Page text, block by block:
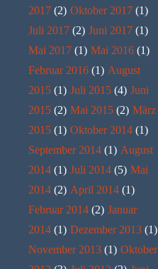
2017 (2) Oktober 2017 (1)
Juli 2017 (2) Juni 2017 (1)
Mai 2017 (1) Mai 2016 (1)
Februar 2016 (1) August
2015 (1) Juli 2015 (4) Juni
2015 (2) Mai 2015 (2) März
2015 (1) Oktober 2014 (1)
September 2014 (1) August
2014 (1) Juli 2014 (5) Mai
2014 (2) April 2014 (1)
Februar 2014 (2) Januar
2014 (1) Dezember 2013 (1)
November 2013 (1) Oktober